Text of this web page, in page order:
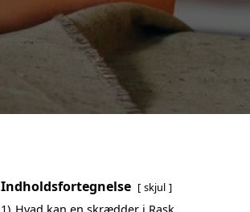
Indholdsfortegnelse skjul